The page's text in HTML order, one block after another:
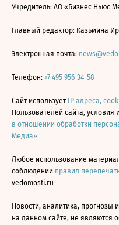
Учредитель: АО «Бизнес Ньюс
Главный редактор: Казьмина
Электронная почта:
Телефон: +7 495 956-34-58
Сайт использует IP адреса,
Пользователей сайта, условия
в отношении обработки
Медиа»
Любое использование
соблюдении правил
vedomosti.ru
Новости, аналитика, прогнозы
на данном сайте, не являются